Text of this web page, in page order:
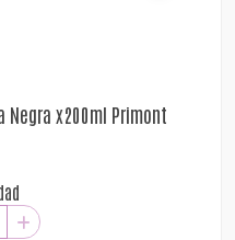
Negra x200ml Primont